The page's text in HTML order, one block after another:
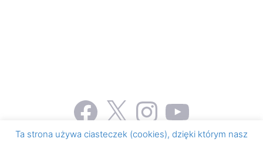
Facebook
X InstagramYouTube
Ta strona używa ciasteczek (cookies), dzięki którym nasz